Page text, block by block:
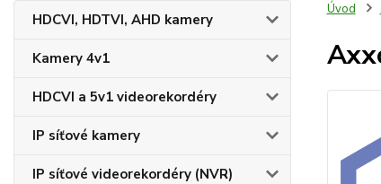
HDCVI, HDTVI, AHD kamery
Kamery 4v1
HDCVI a 5v1 videorekordéry
IP síťové kamery
IP síťové videorekordéry (NVR)
Úvod